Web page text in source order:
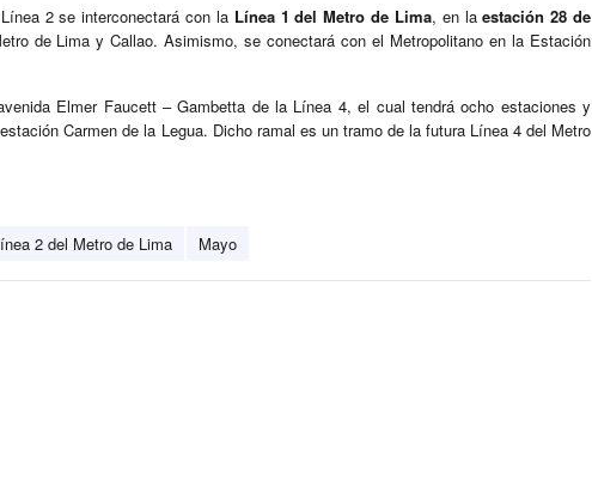
2 se interconectará con la Línea 1 del Metro de Lima, en laestación 28 de
de Lima y Callao. Asimismo, se conectará con el Metropolitano en la Estación
Elmer Faucett – Gambetta de la Línea 4, el cual tendrá ocho estaciones y
Carmen de la Legua. Dicho ramal es un tramo de la futura Línea 4 del Metro
2 del Metro de Lima Mayo